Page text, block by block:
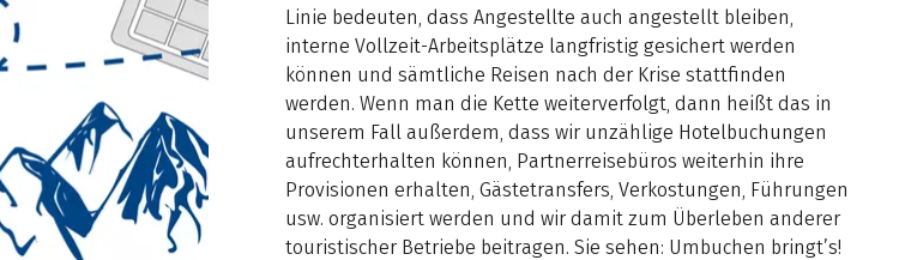
Linie bedeuten, dass Angestellte auch angestellt bleiben,
interne Vollzeit-Arbeitsplätze langfristig gesichert werden
können und sämtliche Reisen nach der Krise stattfinden
werden. Wenn man die Kette weiterverfolgt, dann heißt das in
unserem Fall außerdem, dass wir unzählige Hotelbuchungen
aufrechterhalten können, Partnerreisebüros weiterhin ihre
Provisionen erhalten, Gästetransfers, Verkostungen, Führungen
usw. organisiert werden und wir damit zum Überleben anderer
touristischer Betriebe beitragen. Sie sehen: Umbuchen bringt’s!